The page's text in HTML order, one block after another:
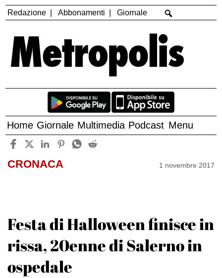
Redazione Abbonamenti Giornale
Home Giornale Multimedia Podcast Menu
CRONACA 1 novembre 2017
Festa di Halloween finisce in
rissa, 20enne di Salerno in
ospedale